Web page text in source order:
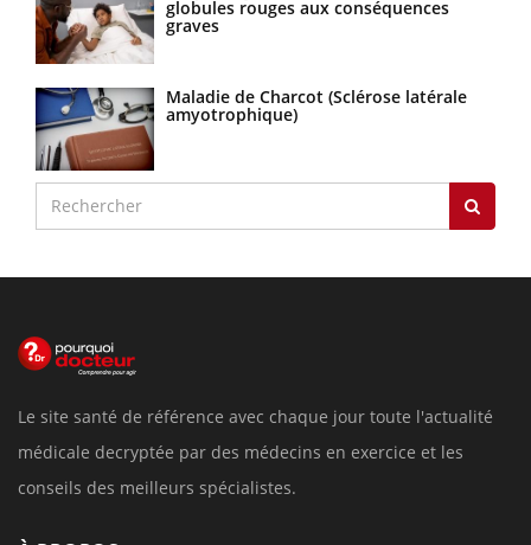
globules rouges aux conséquences
graves
Maladie de Charcot (Sclérose latérale
amyotrophique)
Le site santé de référence avec chaque jour toute l'actualité
médicale decryptée par des médecins en exercice et les
conseils des meilleurs spécialistes.